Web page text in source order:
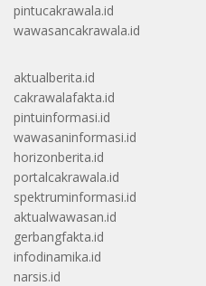
pintucakrawala.id
wawasancakrawala.id
aktualberita.id
cakrawalafakta.id
pintuinformasi.id
wawasaninformasi.id
horizonberita.id
portalcakrawala.id
spektruminformasi.id
aktualwawasan.id
gerbangfakta.id
infodinamika.id
narsis.id